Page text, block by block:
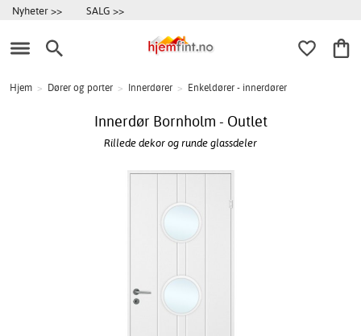
Nyheter >> SALG >>
Hjem > Dører og porter > Innerdører > Enkeldører - innerdører
Innerdør Bornholm - Outlet
Rillede dekor og runde glassdeler